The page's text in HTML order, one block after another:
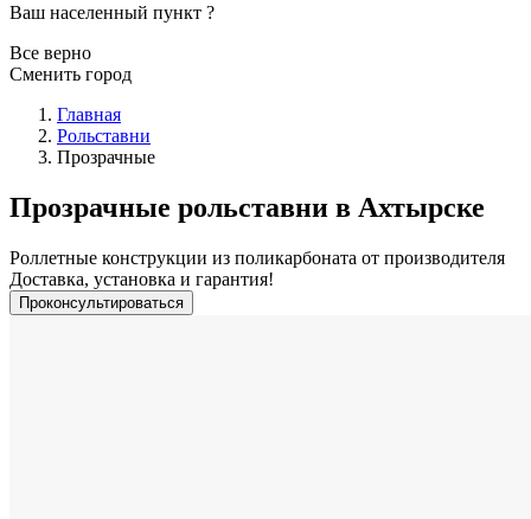
Ваш населенный пункт ?
Все верно
Сменить город
Главная
Рольставни
Прозрачные
Прозрачные рольставни в Ахтырске
Роллетные конструкции из поликарбоната от производителя
Доставка, установка и гарантия!
Проконсультироваться